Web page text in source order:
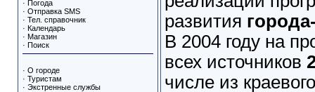
· Погода
· Отправка SMS
· Тел. справочник
· Календарь
· Магазин
· Поиск
· О городе
· Туристам
· Экстренные службы
развития
В 2004 году на
всех источников
числе из